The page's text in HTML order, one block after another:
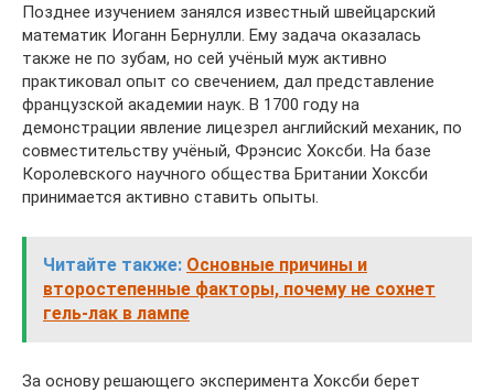
Позднее изучением занялся известный швейцарский
математик Иоганн Бернулли. Ему задача оказалась
также не по зубам, но сей учёный муж активно
практиковал опыт со свечением, дал представление
французской академии наук. В 1700 году на
демонстрации явление лицезрел английский механик, по
совместительству учёный, Фрэнсис Хоксби. На базе
Королевского научного общества Британии Хоксби
принимается активно ставить опыты.
Читайте также: Основные причины и
второстепенные факторы, почему не сохнет
гель-лак в лампе
За основу решающего эксперимента Хоксби берет